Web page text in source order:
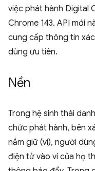
việc phát hành Digital
Chrome 143. API mới
cung cấp thông tin
dùng ưu tiên.
Nền
Trong hệ sinh thái
chức phát hành, bên
nắm giữ (ví), người
điện tử vào ví của họ